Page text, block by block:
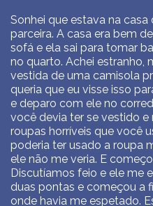
Sonhei que estava na casa
parceira. A casa era bem
sofá e ela sai para tomar
no quarto. Achei estranho,
vestida de uma camisola
queria que eu visse isso
e deparo com ele no
você devia ter se vestido e
roupas horríveis que você
poderia ter usado a roupa
ele não me veria. E
Discutíamos feio e ele me
duas pontas e começou a
onde havia me espetado.